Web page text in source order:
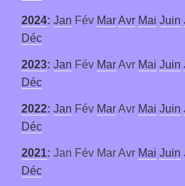
2024: Jan Fév MarAvr Mai Juin
Déc
2023: Jan Fév MarAvr Mai Juin
Déc
2022: Jan Fév MarAvr Mai Juin
Déc
2021: Jan Fév MarAvr Mai Juin
Déc